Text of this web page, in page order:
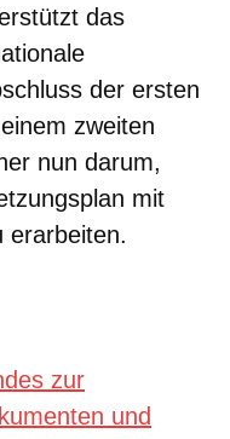
das
der ersten
zweiten
nun darum,
mit
erarbeiten.
zur
und